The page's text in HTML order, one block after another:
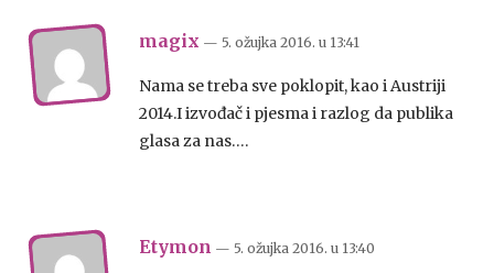
magix — 5. ožujka 2016. u 13:41
Nama se treba sve poklopit, kao i Austriji
2014.I izvođač i pjesma i razlog da publika
glasa za nas….
Etymon — 5. ožujka 2016. u 13:40